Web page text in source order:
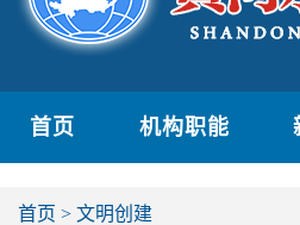
首页 机构职能
首页 > 文明创建